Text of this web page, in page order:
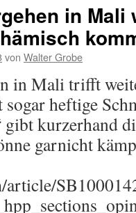
Robert
F.
Kennedy
jr.
Fauci
und
OK
„Impfen“
in Mali
von Walter Grobe
in Mali trifft
heftige
gibt kurzerhand
garnicht